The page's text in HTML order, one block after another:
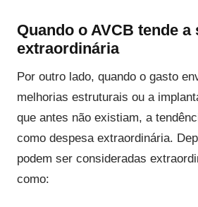
Quando o AVCB tende a
extraordinária
Por outro lado, quando o gasto
melhorias estruturais ou a
que antes não existiam, a
como despesa extraordinária.
podem ser consideradas
como: